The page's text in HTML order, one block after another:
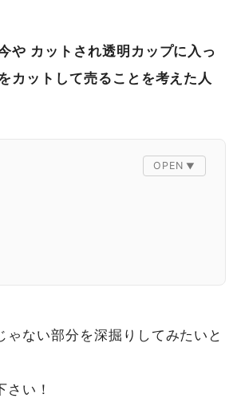
や カットされ透明カップに入っ
カットして売ることを考えた人
ない部分を深掘りしてみたいと
い！